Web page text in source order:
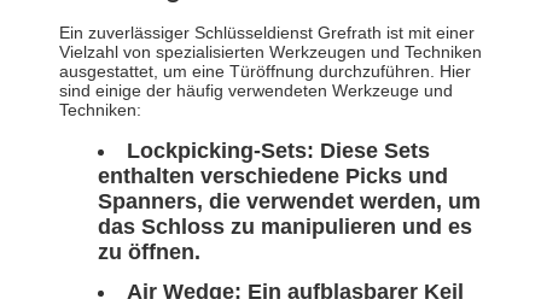
Ein zuverlässiger Schlüsseldienst Grefrath ist mit einer
Vielzahl von spezialisierten Werkzeugen und Techniken
ausgestattet, um eine Türöffnung durchzuführen. Hier
sind einige der häufig verwendeten Werkzeuge und
Techniken:
Lockpicking-Sets: Diese Sets
enthalten verschiedene Picks und
Spanners, die verwendet werden, um
das Schloss zu manipulieren und es
zu öffnen.
Air Wedge: Ein aufblasbarer Keil